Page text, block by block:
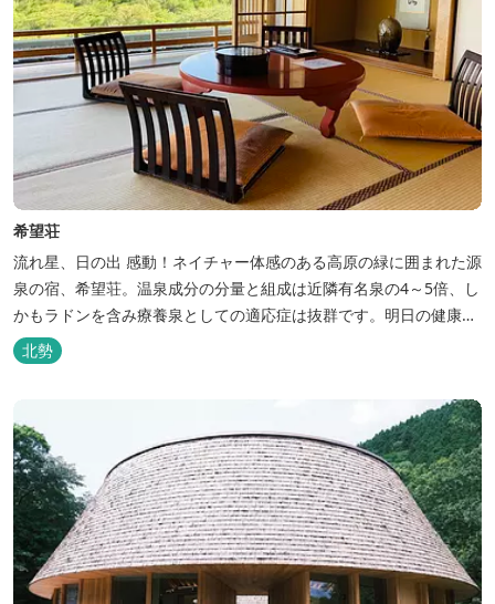
希望荘
流れ星、日の出 感動！ネイチャー体感のある高原の緑に囲まれた源
泉の宿、希望荘。温泉成分の分量と組成は近隣有名泉の4～5倍、し
かもラドンを含み療養泉としての適応症は抜群です。明日の健康
に、ご宿泊はもちろん日帰り入浴もお気軽にお立ち寄り下さい。 熱
気浴ラドンの泉も新たにオープン！ぜひご利用ください。
北勢